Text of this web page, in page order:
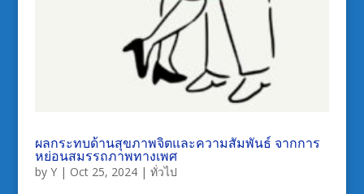
ผลกระทบด้านสุขภาพจิตและความสัมพันธ์ จากการ
หย่อนสมรรถภาพทางเพศ
by Y| Oct 25, 2024| ทั่วไป